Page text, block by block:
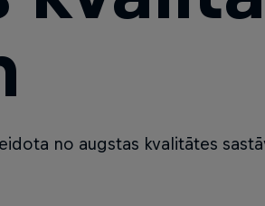
no augstas kvalitātes